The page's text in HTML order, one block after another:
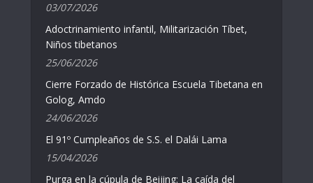
03/07/2026
Adoctrinamiento infantil, Militarización Tíbet,
Niños tibetanos
25/06/2026
Cierre Forzado de Histórica Escuela Tibetana en
Golog, Amdo
24/06/2026
El 91º Cumpleaños de S.S. el Dalái Lama
15/04/2026
Purga en la cúpula de Beijing: La caída del